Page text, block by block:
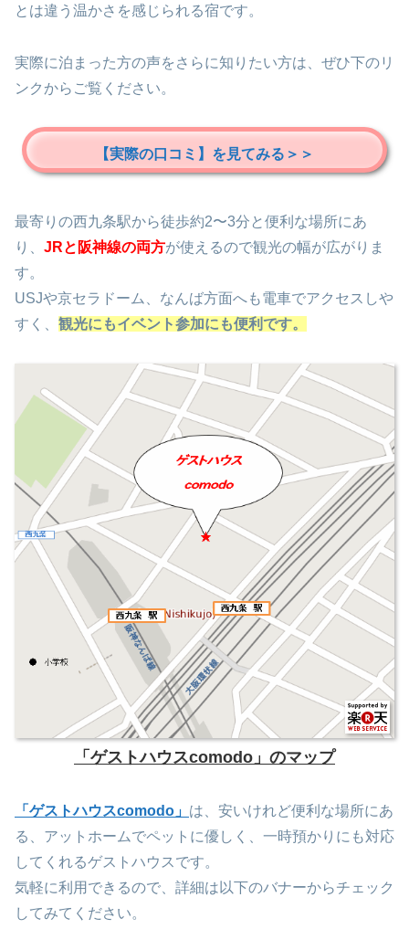
とは違う温かさを感じられる宿です。
実際に泊まった方の声をさらに知りたい方は、ぜひ下のリ
ンクからご覧ください。
【実際の口コミ】を見てみる＞＞
最寄りの西九条駅から徒歩約2〜3分と便利な場所にあ
り、 JRと阪神線の両方が使えるので観光の幅が広がりま
す。
USJや京セラドーム、なんば方面へも電車でアクセスしや
すく、 観光にもイベント参加にも便利です。
「ゲストハウスcomodo」のマップ
「ゲストハウスcomodo」 は、安いけれど便利な場所にあ
る、アットホームでペットに優しく、一時預かりにも対応
してくれるゲストハウスです。
気軽に利用できるので、詳細は以下のバナーからチェック
してみてください。